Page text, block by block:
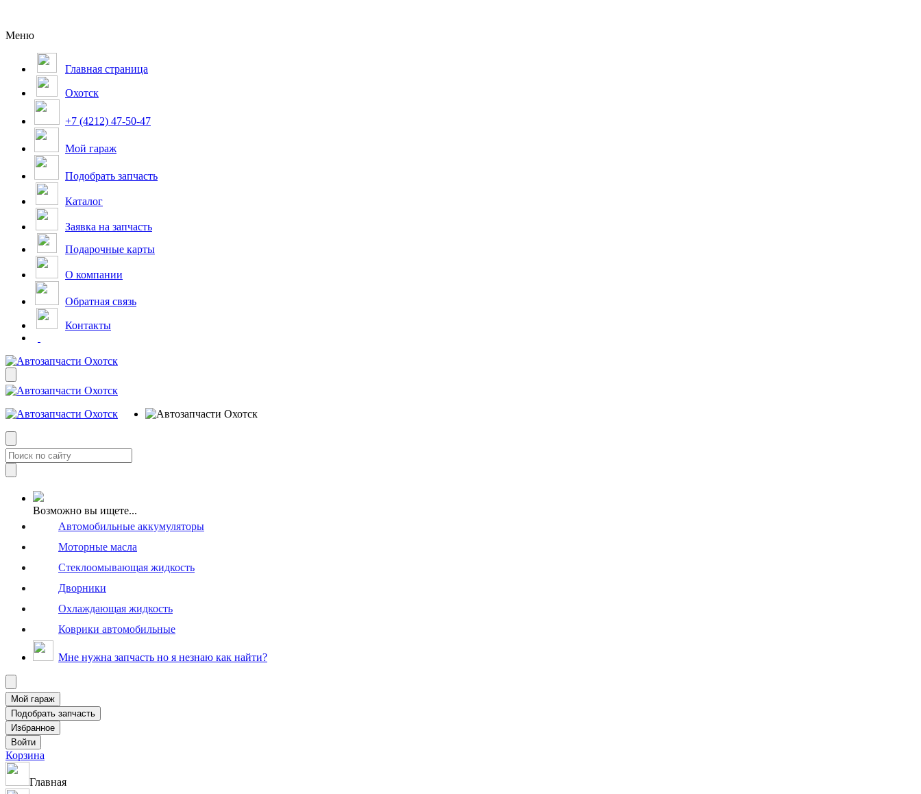
Меню
Главная страница
Охотск
+7 (4212) 47-50-47
Мой гараж
Подобрать запчасть
Каталог
Заявка на запчасть
Подарочные карты
О компании
Обратная связь
Контакты
Возможно вы ищете...
Автомобильные аккумуляторы
Моторные масла
Стеклоомывающая жидкость
Дворники
Охлаждающая жидкость
Коврики автомобильные
Мне нужна запчасть но я незнаю как найти?
Корзина
Главная